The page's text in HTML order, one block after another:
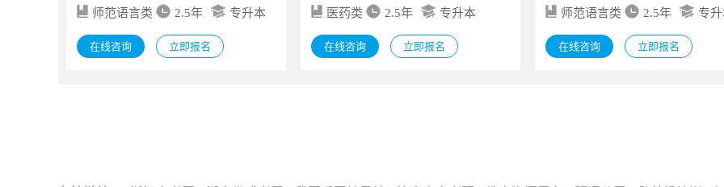
师范语言类
2.5年 专升本
在线咨询 立即报名
医药类
2.5年 专升本
在线咨询 立即报名
师范语言类
2.5年 专
在线咨询 立即报名